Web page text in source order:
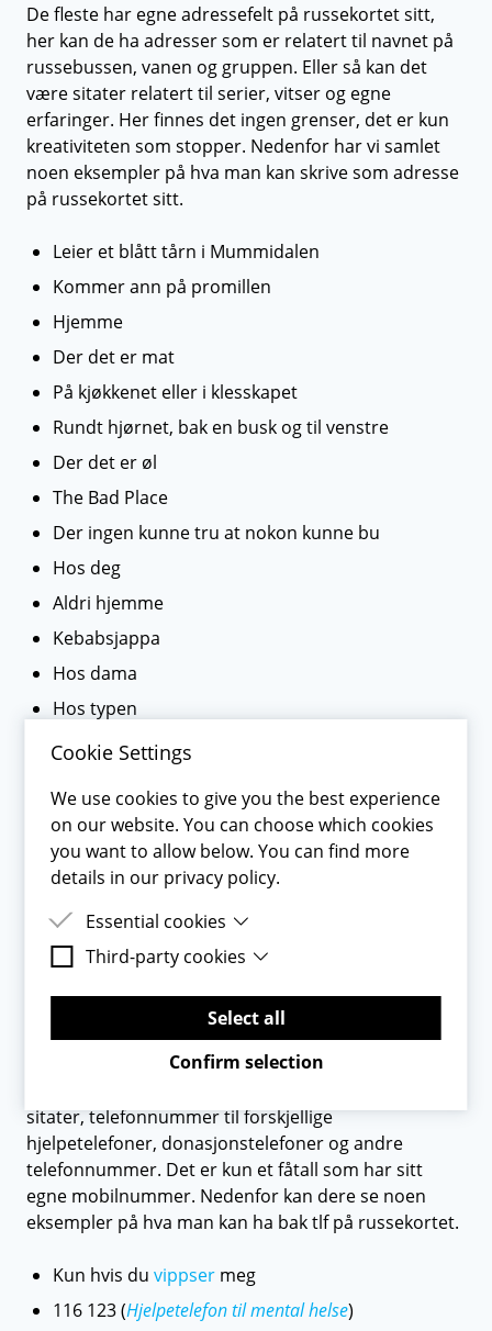
De fleste har egne adressefelt på russekortet sitt,
her kan de ha adresser som er relatert til navnet på
russebussen, vanen og gruppen. Eller så kan det
være sitater relatert til serier, vitser og egne
erfaringer. Her finnes det ingen grenser, det er kun
kreativiteten som stopper. Nedenfor har vi samlet
noen eksempler på hva man kan skrive som adresse
på russekortet sitt.
Leier et blått tårn i Mummidalen
Kommer ann på promillen
Hjemme
Der det er mat
På kjøkkenet eller i klesskapet
Rundt hjørnet, bak en busk og til venstre
Der det er øl
The Bad Place
Der ingen kunne tru at nokon kunne bu
Hos deg
Aldri hjemme
Kebabsjappa
Hos dama
Hos typen
Nudiststranda
Gulesider.no
Langt inni gokk
girikkeadressentilfremmede.no
Området du bor (eksempel Oslo, Trondheim,
Stavanger eller Bergen)
Telefonnummer på russekort
De fleste har et eget felt på russekortet hvor det står
sitater, telefonnummer til forskjellige
hjelpetelefoner, donasjonstelefoner og andre
telefonnummer. Det er kun et fåtall som har sitt
egne mobilnummer. Nedenfor kan dere se noen
eksempler på hva man kan ha bak tlf på russekortet.
Kun hvis du vippser meg
116 123 (Hjelpetelefon til mental helse)
Cookie Settings
We use cookies to give you the best experience
on our website. You can choose which cookies
you want to allow below. You can find more
details in our privacy policy.
Essential cookies
Essential cookies are cookies that are needed
Third-party cookies
Third-party cookies are cookies set by third-
party software to enable features such as
Google Maps.
Select all
Confirm selection